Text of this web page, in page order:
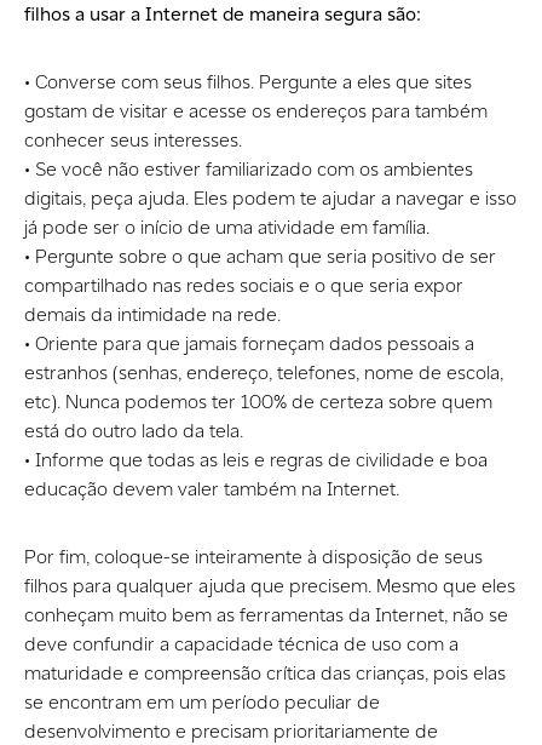
filhos a usar a Internet de maneira segura são:
• Converse com seus filhos. Pergunte a eles que sites
gostam de visitar e acesse os endereços para também
conhecer seus interesses.
• Se você não estiver familiarizado com os ambientes
digitais, peça ajuda. Eles podem te ajudar a navegar e isso
já pode ser o início de uma atividade em família.
• Pergunte sobre o que acham que seria positivo de ser
compartilhado nas redes sociais e o que seria expor
demais da intimidade na rede.
• Oriente para que jamais forneçam dados pessoais a
estranhos (senhas, endereço, telefones, nome de escola,
etc). Nunca podemos ter 100% de certeza sobre quem
está do outro lado da tela.
• Informe que todas as leis e regras de civilidade e boa
educação devem valer também na Internet.
Por fim, coloque-se inteiramente à disposição de seus
filhos para qualquer ajuda que precisem. Mesmo que eles
conheçam muito bem as ferramentas da Internet, não se
deve confundir a capacidade técnica de uso com a
maturidade e compreensão crítica das crianças, pois elas
se encontram em um período peculiar de
desenvolvimento e precisam prioritariamente de